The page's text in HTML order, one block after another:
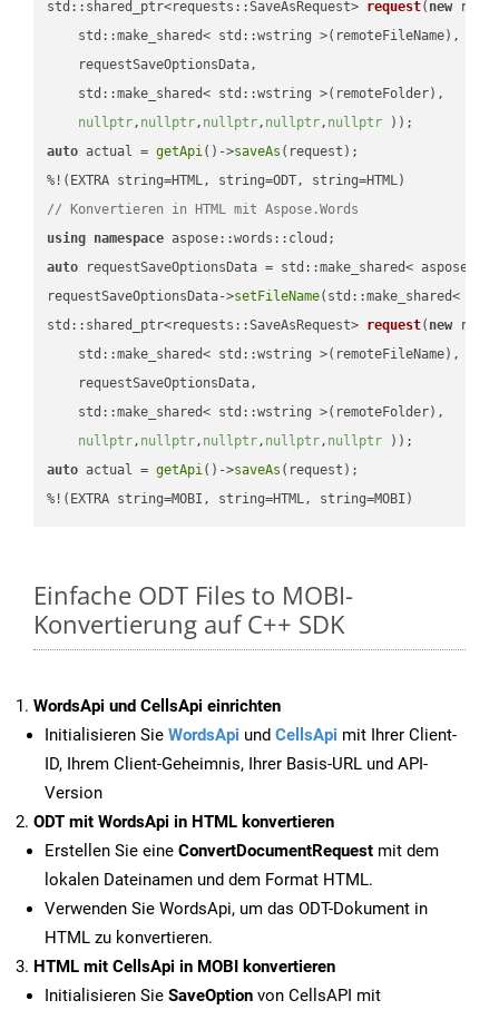
std::shared_ptr<requests::SaveAsRequest> request( new
    std::make_shared< std::wstring >(remoteFileName),
    requestSaveOptionsData,
    std::make_shared< std::wstring >(remoteFolder),
nullptr, nullptr, nullptr, nullptr, nullptr ))
auto actual = getApi()->saveAs (request);
// Konvertieren in HTML mit Aspose.Words
using namespace
auto requestSaveOptionsData = std::make_shared<
requestSaveOptionsData->setFileName(std::make_shared<
std::shared_ptr<requests::SaveAsRequest> request( new
    std::make_shared< std::wstring >(remoteFileName),
    requestSaveOptionsData,
    std::make_shared< std::wstring >(remoteFolder),
nullptr, nullptr, nullptr, nullptr, nullptr ))
auto actual = getApi()->saveAs (request);
%!(EXTRA string=MOBI, string=HTML, string=MOBI)
Einfache ODT Files to MOBI-
Konvertierung auf C++ SDK
WordsApi und CellsApi einrichten
Initialisieren Sie WordsApi und CellsApi mit Ihrer Client-
ID, Ihrem Client-Geheimnis, Ihrer Basis-URL und API-
Version
ODT mit WordsApi in HTML konvertieren
Erstellen Sie eine ConvertDocumentRequest mit dem
lokalen Dateinamen und dem Format HTML.
Verwenden Sie WordsApi, um das ODT-Dokument in
HTML zu konvertieren.
HTML mit CellsApi in MOBI konvertieren
Initialisieren Sie SaveOption von CellsAPI mit